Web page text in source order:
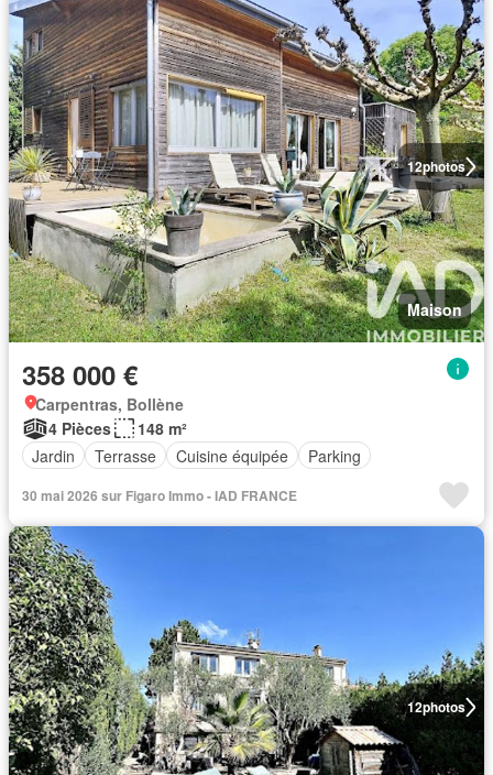
12photos
Maison
358 000 €
Carpentras, Bollène
4 Pièces
148 m²
Jardin
Terrasse Cuisine équipée Parking
30 mai 2026 sur Figaro Immo - IAD FRANCE
12photos